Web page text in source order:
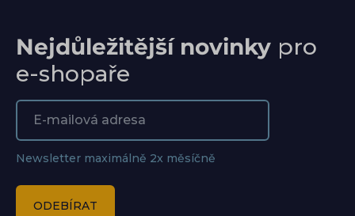
Nejdůležitější novinky pro
e-shopaře
Newsletter maximálně 2x měsíčně
ODEBÍRAT